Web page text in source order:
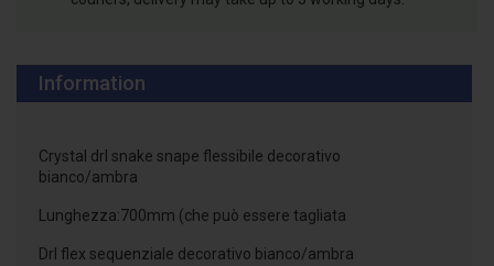
Information
Crystal drl snake snape flessibile decorativo
bianco/ambra
Lunghezza:700mm (che può essere tagliata
Drl flex sequenziale decorativo bianco/ambra